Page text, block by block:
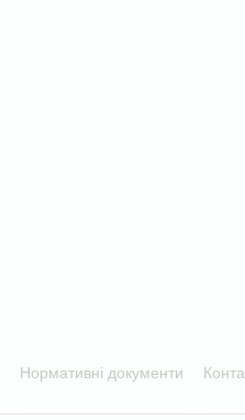
Нормативні документи